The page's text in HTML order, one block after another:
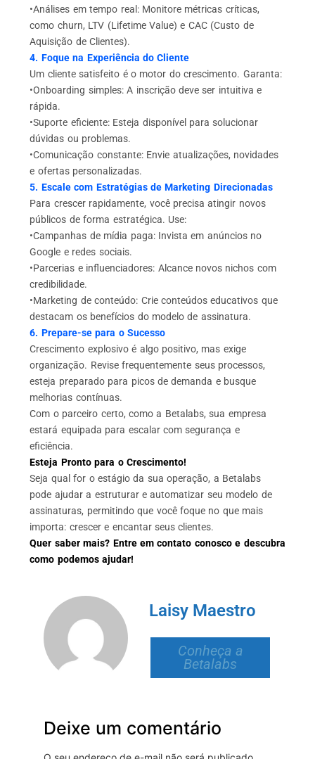
•Análises em tempo real: Monitore métricas críticas,
como churn, LTV (Lifetime Value) e CAC (Custo de
Aquisição de Clientes).
4. Foque na Experiência do Cliente
Um cliente satisfeito é o motor do crescimento. Garanta:
•Onboarding simples: A inscrição deve ser intuitiva e
rápida.
•Suporte eficiente: Esteja disponível para solucionar
dúvidas ou problemas.
•Comunicação constante: Envie atualizações, novidades
e ofertas personalizadas.
5. Escale com Estratégias de Marketing Direcionadas
Para crescer rapidamente, você precisa atingir novos
públicos de forma estratégica. Use:
•Campanhas de mídia paga: Invista em anúncios no
Google e redes sociais.
•Parcerias e influenciadores: Alcance novos nichos com
credibilidade.
•Marketing de conteúdo: Crie conteúdos educativos que
destacam os benefícios do modelo de assinatura.
6. Prepare-se para o Sucesso
Crescimento explosivo é algo positivo, mas exige
organização. Revise frequentemente seus processos,
esteja preparado para picos de demanda e busque
melhorias contínuas.
Com o parceiro certo, como a Betalabs, sua empresa
estará equipada para escalar com segurança e
eficiência.
Esteja Pronto para o Crescimento!
Seja qual for o estágio da sua operação, a Betalabs
pode ajudar a estruturar e automatizar seu modelo de
assinaturas, permitindo que você foque no que mais
importa: crescer e encantar seus clientes.
Quer saber mais? Entre em contato conosco e descubra
como podemos ajudar!
Laisy Maestro
Conheça a
Betalabs
Deixe um comentário